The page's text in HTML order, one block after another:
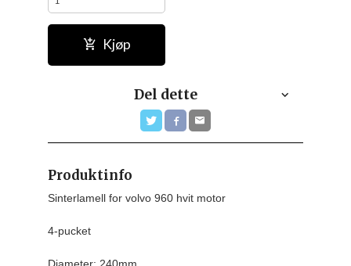
Kjøp
Del dette
Produktinfo
Sinterlamell for volvo 960 hvit motor
4-pucket